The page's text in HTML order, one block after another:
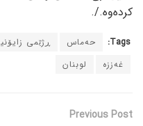
کردەوە./.
Tags: حەماس ڕژێمی
غەززە
لوبنان
Previous Post